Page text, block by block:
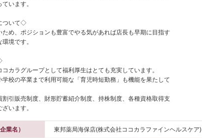
います。
ついて◇
ため、ポジションも豊富でやる気があれば店長も早期に目指す
境です。
コカラグループとして福利厚生はとても充実しています。
学校の卒業まで利用可能な「育児時短勤務」も機能を果たして
割引販売制度、財形貯蓄紹介制度、持株制度、各種資格取得支
います。
業名） 東邦薬局海保店(株式会社ココカラファインヘルスケア)